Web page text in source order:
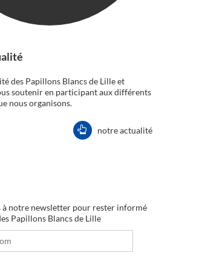
des Papillons Blancs de Lille et
soutenir en participant aux différents
nous organisons.
notre actualité
à notre newsletter pour rester informé
Papillons Blancs de Lille